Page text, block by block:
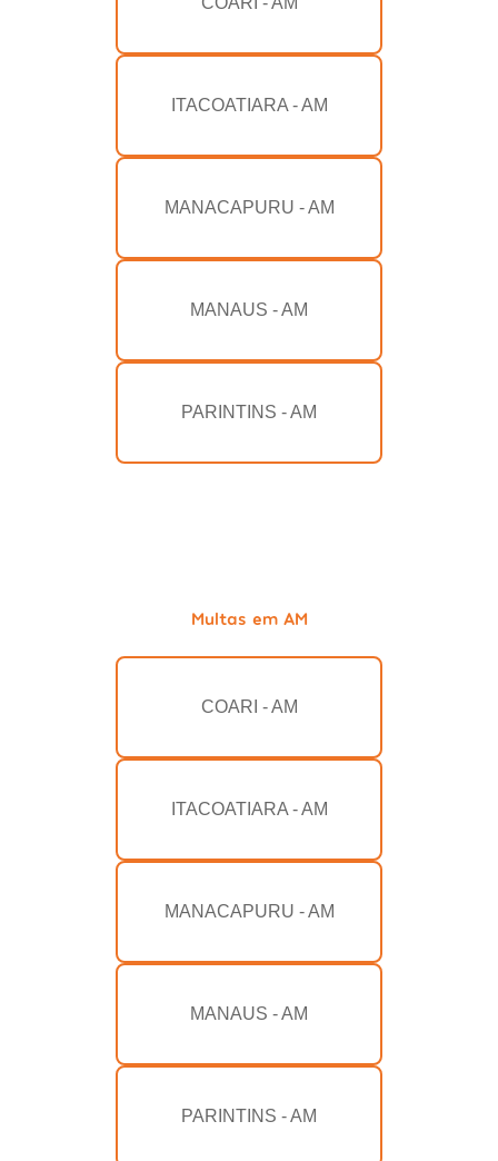
ITACOATIARA - AM
MANACAPURU - AM
MANAUS - AM
PARINTINS - AM
Multas em AM
COARI - AM
ITACOATIARA - AM
MANACAPURU - AM
MANAUS - AM
PARINTINS - AM